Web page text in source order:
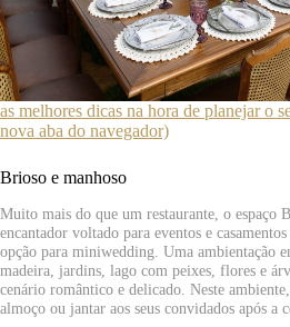
as melhores dicas na hora de planejar o
nova aba do navegador)
Brioso e manhoso
Muito mais do que um restaurante, o espaço
encantador voltado para eventos e
opção para miniwedding. Uma ambientação
madeira, jardins, lago com peixes, flores e
cenário romântico e delicado. Neste
almoço ou jantar aos seus convidados após